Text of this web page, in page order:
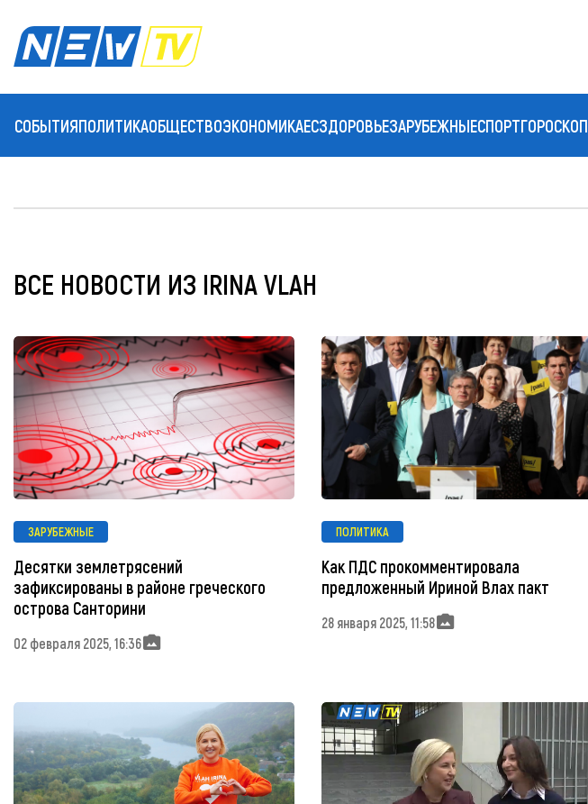
СОБЫТИЯПОЛИТИКАОБЩЕСТВОЭКОНОМИКАЕСЗДОРОВЬЕЗАРУБЕЖНЫЕСПОРТГОРОСКОП
ВСЕ НОВОСТИ ИЗ IRINA VLAH
ЗАРУБЕЖНЫЕ
Десятки землетрясений
зафиксированы в районе греческого
острова Санторини
02 февраля 2025, 16:36
ПОЛИТИКА
Как ПДС прокомментировала
предложенный Ириной Влах пакт
28 января 2025, 11:58